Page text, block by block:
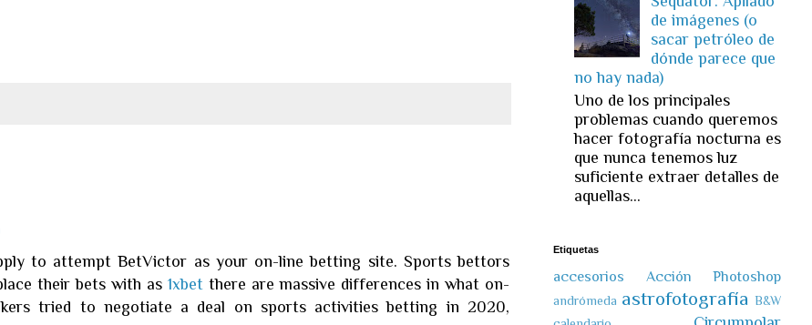
to attempt BetVictor as your on-line betting site. Sports bettors
their bets with as 1xbetthere are massive differences in what on-
tried to negotiate a deal on sports activities betting in 2020,
de imágenes (o
sacar petróleo de
dónde parece que
no hay nada)
Uno de los principales
problemas cuando queremos
hacer fotografía nocturna es
que nunca tenemos luz
suficiente extraer detalles de
aquellas...
Etiquetas
accesorios Acción Photoshop
andrómeda astrofotografía B&W